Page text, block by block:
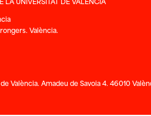
València.
València. Amadeu de Savoia 4. 46010